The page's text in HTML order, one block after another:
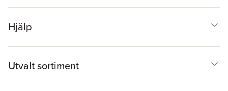
Hjälp
Utvalt sortiment